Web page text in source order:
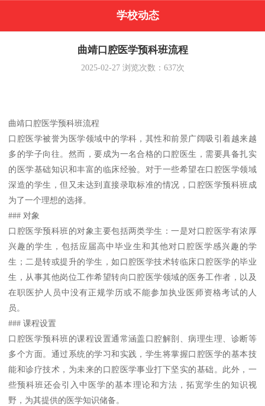
学校动态
曲靖口腔医学预科班流程
2025-02-27浏览次数： 637次
曲靖口腔医学预科班流程
口腔医学被誉为医学领域中的学科，其性和前景广阔吸引着越来越
多的学子向往。然而，要成为一名合格的口腔医生，需要具备扎实
的医学基础知识和丰富的临床经验。对于一些希望在口腔医学领域
深造的学生，但又未达到直接录取标准的情况，口腔医学预科班成
为了一个理想的选择。
### 对象
口腔医学预科班的对象主要包括两类学生：一是对口腔医学有浓厚
兴趣的学生，包括应届高中毕业生和其他对口腔医学感兴趣的学
生；二是转或提升的学生，如口腔医学技术转临床口腔医学的毕业
生，从事其他岗位工作希望转向口腔医学领域的医务工作者，以及
在职医护人员中没有正规学历或不能参加执业医师资格考试的人
员。
### 课程设置
口腔医学预科班的课程设置通常涵盖口腔解剖、病理生理、诊断等
多个方面。通过系统的学习和实践，学生将掌握口腔医学的基本技
能和诊疗技术，为未来的口腔医学事业打下坚实的基础。此外，一
些预科班还会引入中医学的基本理论和方法，拓宽学生的知识视
野，为其提供的医学知识储备。